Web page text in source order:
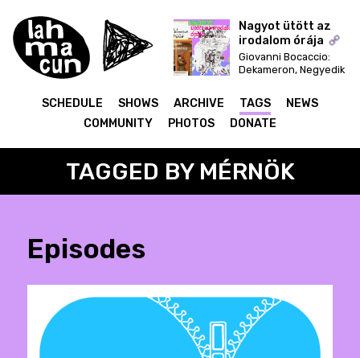
ON AIR
Nagyot ütött az
irodalom órája
Giovanni Bocaccio:
Dekameron, Negyedik
ötödik nap bevezetés
és első-második
novellák
SCHEDULE SHOWS ARCHIVE TAGS
NEWS
COMMUNITY
PHOTOS DONATE
TAGGED BY MÉRNÖK
Episodes